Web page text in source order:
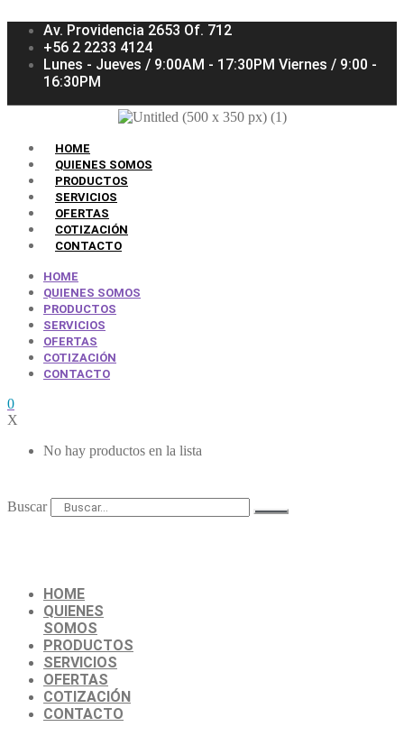
Av. Providencia 2653 Of. 712
+56 2 2233 4124
Lunes - Jueves / 9:00AM - 17:30PM Viernes / 9:00 -
16:30PM
HOME
QUIENES SOMOS
PRODUCTOS
SERVICIOS
OFERTAS
COTIZACIÓN
CONTACTO
HOME
QUIENES SOMOS
PRODUCTOS
SERVICIOS
OFERTAS
COTIZACIÓN
CONTACTO
0
X
No hay productos en la lista
Buscar
HOME
QUIENES
SOMOS
PRODUCTOS
SERVICIOS
OFERTAS
COTIZACIÓN
CONTACTO